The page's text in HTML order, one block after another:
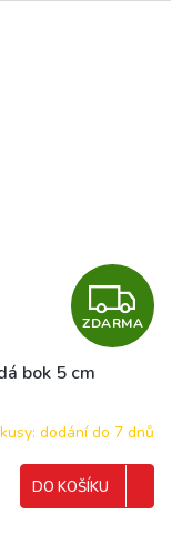
Z
D
R
ZDARMA
bok 5 cm
dodání do 7 dnů
DO KOŠÍKU